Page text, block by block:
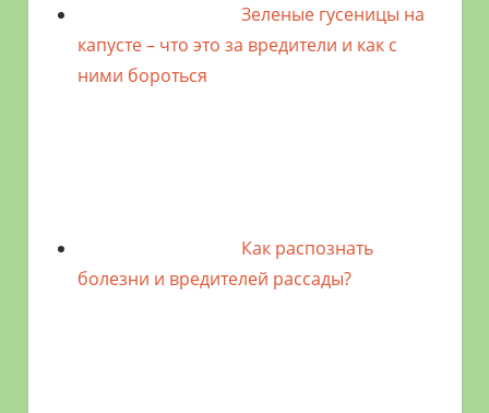
Зеленые гусеницы на
капусте – что это за вредители и как с
ними бороться
Как распознать
болезни и вредителей рассады?